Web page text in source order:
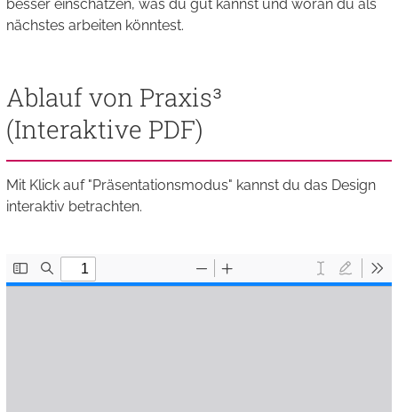
besser einschätzen, was du gut kannst und woran du als
nächstes arbeiten könntest.
Ablauf von Praxis³
(Interaktive PDF)
Mit Klick auf "Präsentationsmodus" kannst du das Design
interaktiv betrachten.